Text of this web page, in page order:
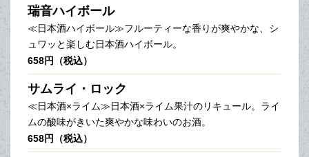
瑞音ハイボール
≪日本酒ハイボール≫フルーティーな香りが爽やかな、シ
ュワッと楽しむ日本酒ハイボール。
658円（税込）
サムライ・ロック
≪日本酒×ライム≫日本酒×ライム果汁のリキュール。ライ
ムの酸味がきいた爽やかな味わいのお酒。
658円（税込）